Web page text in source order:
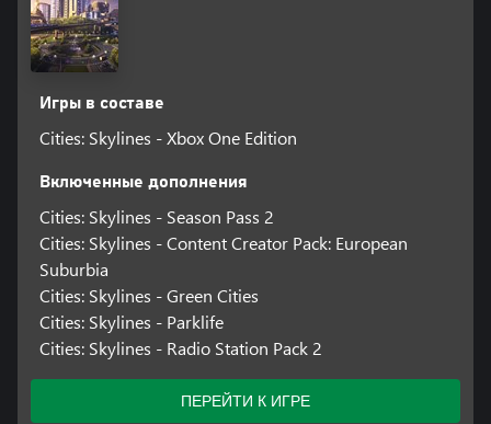
Для некоторых возможностей игры требуется учетная запись
Paradox. Чтобы создать учетную запись, вам должно быть 16 лет
или старше. Подробнее: https://legal.paradoxplaza.com/eula.
Игры в составе
Cities: Skylines - Xbox One Edition
Включенные дополнения
Cities: Skylines - Season Pass 2
Cities: Skylines - Content Creator Pack: European
Suburbia
Cities: Skylines - Green Cities
Cities: Skylines - Parklife
Cities: Skylines - Radio Station Pack 2
ПЕРЕЙТИ К ИГРЕ